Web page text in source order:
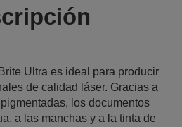
Ultra es ideal para producir
de calidad láser. Gracias a
los documentos
a las manchas y a la tinta de